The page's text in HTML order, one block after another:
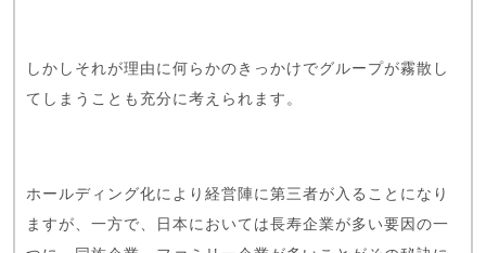
しかしそれが理由に何らかのきっかけでグループが霧散し
てしまうことも充分に考えられます。
ホールディング化により経営陣に第三者が入ることになり
ますが、一方で、日本においては長寿企業が多い要因の一